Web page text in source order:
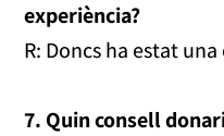
experiència?
R: Doncs ha estat
7. Quin consell